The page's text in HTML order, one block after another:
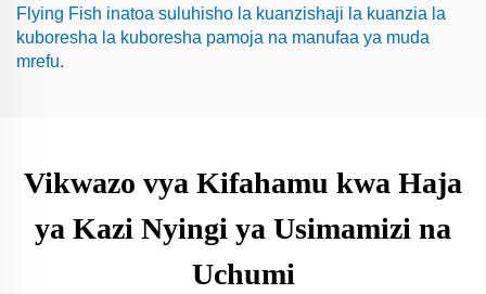
Flying Fish inatoa suluhisho la kuanzishaji la kuanzia la
kuboresha la kuboresha pamoja na manufaa ya muda
mrefu.
Vikwazo vya Kifahamu kwa Haja
ya Kazi Nyingi ya Usimamizi na
Uchumi